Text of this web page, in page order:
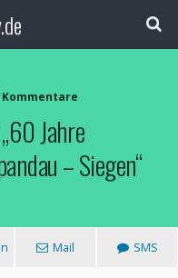
Kommentare
Jahre
– Siegen“
Mail SMS